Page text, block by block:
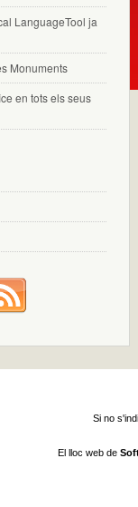
LanguageTool ja
Monuments
en tots els seus
Si no
El lloc web de